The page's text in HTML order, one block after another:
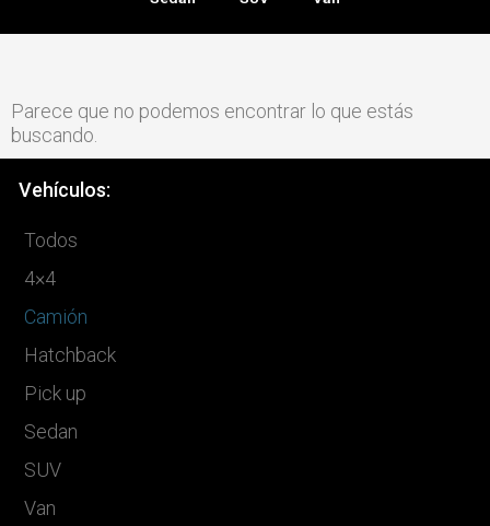
Parece que no podemos encontrar lo que estás
buscando.
Vehículos:
Todos
4×4
Camión
Hatchback
Pick up
Sedan
SUV
Van